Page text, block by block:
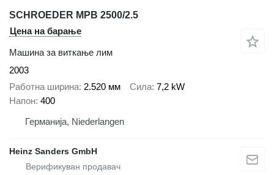
SCHROEDER MPB 2500/2.5
Цена на барање
Машина за виткање лим
2003
Работна ширина 2.520 мм Сила 7,2 kW
Напон 400
Германија, Niederlangen
Heinz Sanders GmbH